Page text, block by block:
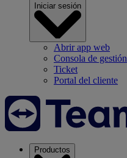
Iniciar sesión
Abrir app web
Consola de gestión
Ticket
Portal del cliente
Productos